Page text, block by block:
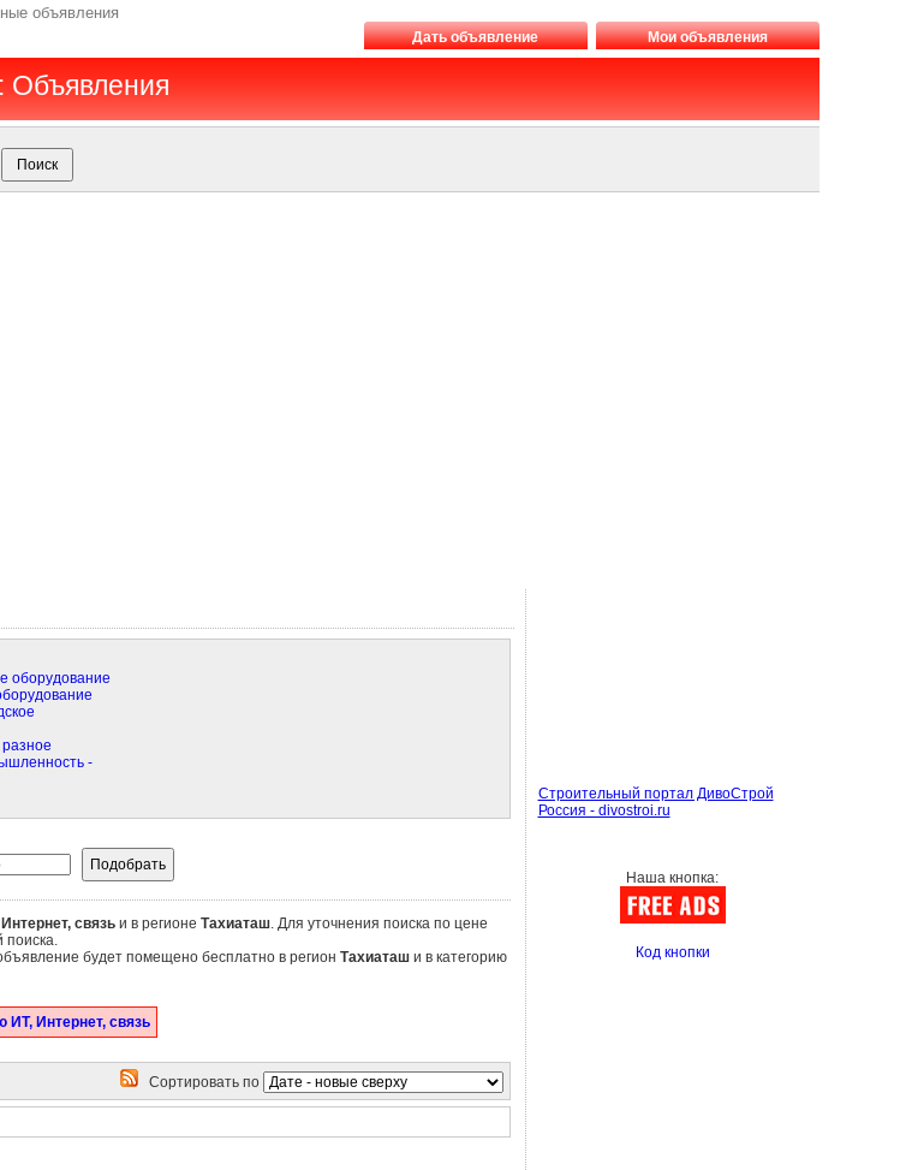
объявления
Дать объявление Мои объявления
Объявления
оборудование
-
связьи в регионе Тахиаташ. Для уточнения поиска по цене
поиска.
будет помещено бесплатно в регион Тахиаташи в категорию
ИТ, Интернет, связь
Сортировать по
Строительный портал ДивоСтрой
Россия - divostroi.ru
Наша кнопка:
Код кнопки